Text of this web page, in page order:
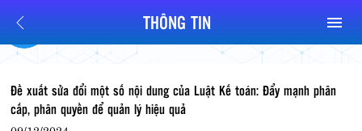
THÔNG TIN
Đề xuất sửa đổi một số nội dung của Luật Kế toán: Đẩy mạnh phân
cấp, phân quyền để quản lý hiệu quả